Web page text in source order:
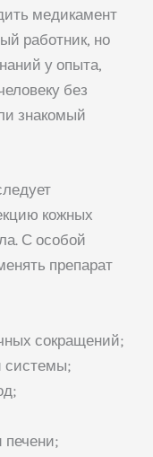
медикамент
работник, но
у опыта,
без
знакомый
кожных
С особой
препарат
сокращений;
системы;
печени;